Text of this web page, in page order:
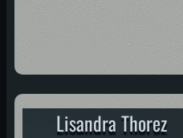
Lisandra Thorez